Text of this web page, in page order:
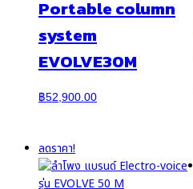
Portable column
system
EVOLVE30M
฿52,900.00
ลดราคา!